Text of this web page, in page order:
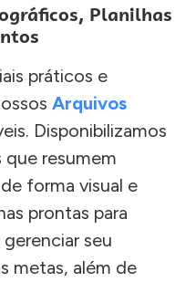
Planilhas
práticos e
Arquivos
Disponibilizamos
resumem
forma visual e
prontas para
seu
metas, além de